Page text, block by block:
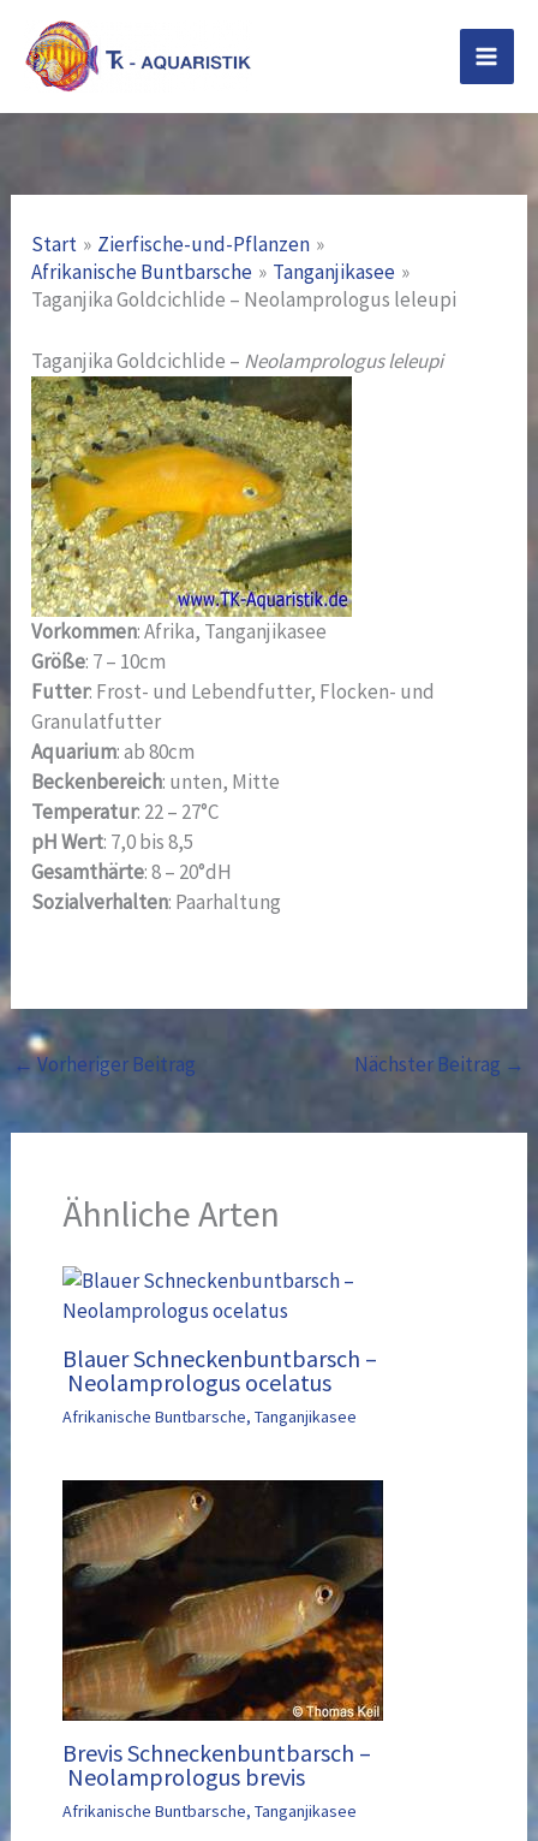
Inhalt
springen
Start
Zierfische-und-Pflanzen
Afrikanische Buntbarsche
Tanganjikasee
Taganjika Goldcichlide – Neolamprologus leleupi
Taganjika Goldcichlide – Neolamprologus leleupi
Vorkommen: Afrika, Tanganjikasee
Größe: 7 – 10cm
Futter: Frost- und Lebendfutter, Flocken- und
Granulatfutter
Aquarium: ab 80cm
Beckenbereich: unten, Mitte
Temperatur: 22 – 27°C
pH Wert: 7,0 bis 8,5
Gesamthärte: 8 – 20°dH
Sozialverhalten: Paarhaltung
←Vorheriger Beitrag Nächster Beitrag →
Ähnliche Arten
Blauer Schneckenbuntbarsch –
Neolamprologus ocelatus
Afrikanische Buntbarsche, Tanganjikasee
Brevis Schneckenbuntbarsch –
Neolamprologus brevis
Afrikanische Buntbarsche, Tanganjikasee